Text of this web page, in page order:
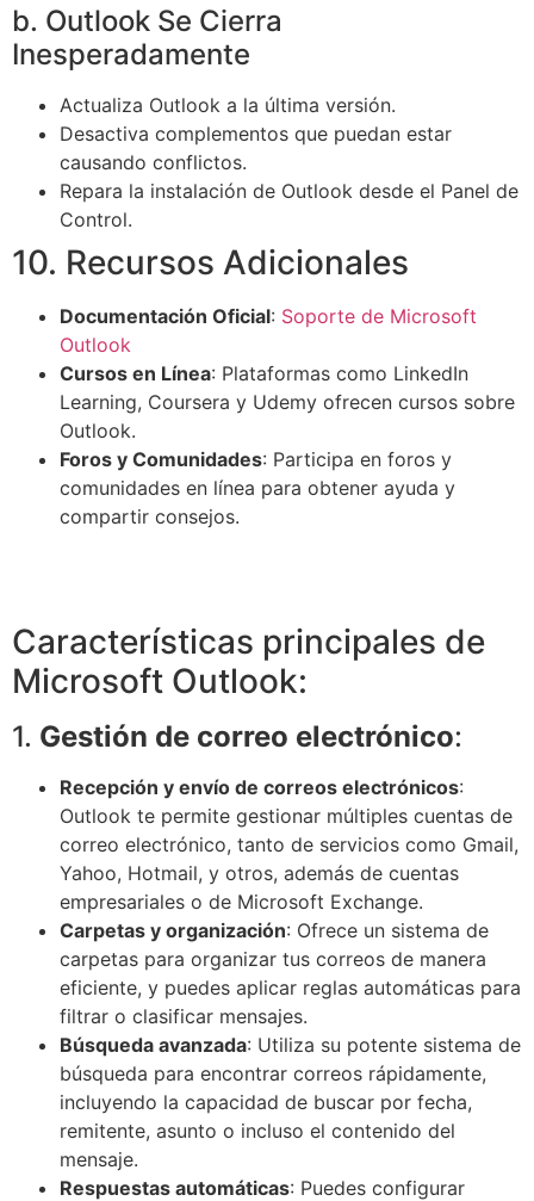
b. Outlook Se Cierra
Inesperadamente
Actualiza Outlook a la última versión.
Desactiva complementos que puedan estar
causando conflictos.
Repara la instalación de Outlook desde el Panel de
Control.
10. Recursos Adicionales
Documentación Oficial: Soporte de Microsoft
Outlook
Cursos en Línea: Plataformas como LinkedIn
Learning, Coursera y Udemy ofrecen cursos sobre
Outlook.
Foros y Comunidades: Participa en foros y
comunidades en línea para obtener ayuda y
compartir consejos.
Características principales de
Microsoft Outlook:
1. Gestión de correo electrónico:
Recepción y envío de correos electrónicos:
Outlook te permite gestionar múltiples cuentas de
correo electrónico, tanto de servicios como Gmail,
Yahoo, Hotmail, y otros, además de cuentas
empresariales o de Microsoft Exchange.
Carpetas y organización: Ofrece un sistema de
carpetas para organizar tus correos de manera
eficiente, y puedes aplicar reglas automáticas para
filtrar o clasificar mensajes.
Búsqueda avanzada: Utiliza su potente sistema de
búsqueda para encontrar correos rápidamente,
incluyendo la capacidad de buscar por fecha,
remitente, asunto o incluso el contenido del
mensaje.
Respuestas automáticas: Puedes configurar